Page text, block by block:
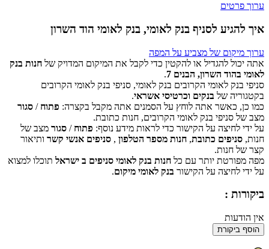
ערוך פרטים
איך להגיע לסניף בנק לאומי, בנק לאומי הוד השרון
‏דף זה לא יכול לטעון את מפות Google כראוי.
האם האתר הזה בבעלותך? אישור
ערוך מיקום של מצביע על המפה
אתה יכול להגדיל או להקטין כדי לקבל את המיקום המדויק של חנות בנק
לאומי בהוד השרון, הבנים 7
.
סניפי בנק לאומי הקרובים בנק לאומי, סניפי בנק לאומי הקרובים
בקטגוריה של בנקים וכרטיסי אשראי.
כמו כן, כאשר אתה לוחץ על הסמנים אתה מקבל בקצרה: פתוח / סגור
מצב של סניפי בנק לאומי הקרובים, חנות כתובת.
על ידי לחיצה על הקישור כדי לראות מידע נוסף: פתוח / סגור מצב של
חנות, סניפים כתובת, חנות מספר הטלפון , סניפים אנשי קשר ותיאור
קצר של חנות.
מפה מפורטת יותר עם כל חנות בנק לאומי סניפים ב ישראל תוכלו למצוא
על ידי לחיצה על הקישור בנק לאומי מיקום.
ביקורות :
אין הודעות
הוסף ביקורת